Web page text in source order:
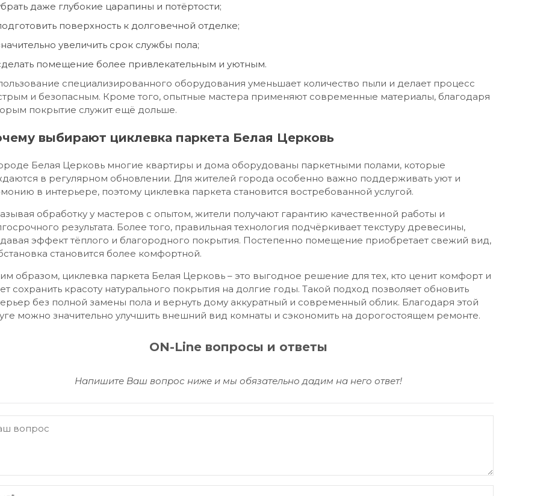
даже глубокие царапины и потёртости;
поверхность к долговечной отделке;
увеличить срок службы пола;
помещение более привлекательным и уютным.
специализированного оборудования уменьшает количество пыли и делает процесс
и безопасным. Кроме того, опытные мастера применяют современные материалы, благодаря
покрытие служит ещё дольше.
выбирают циклевка паркета Белая Церковь
Белая Церковь многие квартиры и дома оборудованы паркетными полами, которые
в регулярном обновлении. Для жителей города особенно важно поддерживать уют и
в интерьере, поэтому циклевка паркета становится востребованной услугой.
обработку у мастеров с опытом, жители получают гарантию качественной работы и
результата. Более того, правильная технология подчёркивает текстуру древесины,
эффект тёплого и благородного покрытия. Постепенно помещение приобретает свежий вид,
становится более комфортной.
образом, циклевка паркета Белая Церковь – это выгодное решение для тех, кто ценит комфорт и
сохранить красоту натурального покрытия на долгие годы. Такой подход позволяет обновить
без полной замены пола и вернуть дому аккуратный и современный облик. Благодаря этой
можно значительно улучшить внешний вид комнаты и сэкономить на дорогостоящем ремонте.
ON-Line вопросы и ответы
Напишите Ваш вопрос ниже и мы обязательно дадим на него ответ!